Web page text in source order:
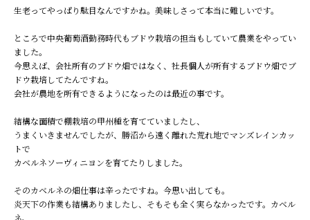
コラム・お知らせ
取扱店舗
会社概要・アクセス
お問い合わせ
生老ってやっぱり駄目なんですかね。美味しさって本当に難しいです。
ところで中央葡萄酒勤務時代もブドウ栽培の担当もしていて農業をやってい
ました。
今思えば、会社所有のブドウ畑ではなく、社長個人が所有するブドウ畑でブ
ドウ栽培してたんですね。
会社が農地を所有できるようになったのは最近の事です。
結構な面積で棚栽培の甲州種を育てていましたし、
うまくいきませんでしたが、勝沼から遠く離れた荒れ地でマンズレインカッ
トで
カベルネソーヴィニヨンを育てたりしました。
そのカベルネの畑仕事は辛ったですね。今思い出しても。
炎天下の作業も結構ありましたし、そもそも全く実らなかったです。カベル
ネ。